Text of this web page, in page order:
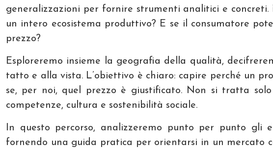
generalizzazioni per fornire strumenti analitici e
un intero ecosistema produttivo? E se il consumatore
prezzo?
Esploreremo insieme la geografia della qualità,
tatto e alla vista. L’obiettivo è chiaro: capire perché un
se, per noi, quel prezzo è giustificato. Non si tratta
competenze, cultura e sostenibilità sociale.
In questo percorso, analizzeremo punto per punto gli
fornendo una guida pratica per orientarsi in un mercato